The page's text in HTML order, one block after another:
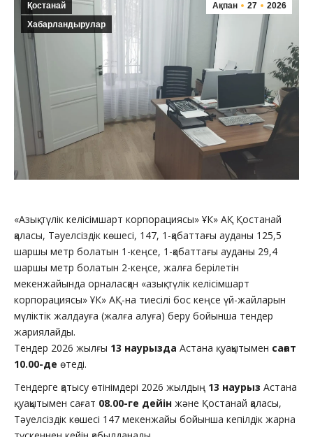
Ақпан 27 2026
Қостанай
Хабарландырулар
«Азық-түлік келісімшарт корпорациясы» ҰК» АҚ Қостанай
қаласы, Тәуелсіздік көшесі, 147, 1-қабаттағы ауданы 125,5
шаршы метр болатын 1-кеңсе, 1-қабаттағы ауданы 29,4
шаршы метр болатын 2-кеңсе, жалға берілетін
мекенжайында орналасқан «азық-түлік келісімшарт
корпорациясы» ҰК» АҚ-на тиесілі бос кеңсе үй-жайларын
мүліктік жалдауға (жалға алуға) беру бойынша тендер
жариялайды.
Тендер 2026 жылғы 13 наурызда Астана қ. уақытымен сағат
10.00-де өтеді.
Тендерге қатысу өтінімдері 2026 жылдың 13 наурыз Астана
қ. уақытымен сағат 08.00-ге дейін және Қостанай қаласы,
Тәуелсіздік көшесі 147 мекенжайы бойынша кепілдік жарна